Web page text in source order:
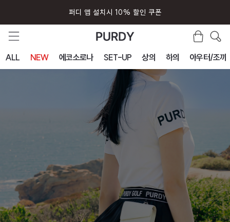
퍼디 앱 설치시 10% 할인 쿠폰
ALL NEW 에코소로나 SET-UP 상의 하의 아우터/조끼